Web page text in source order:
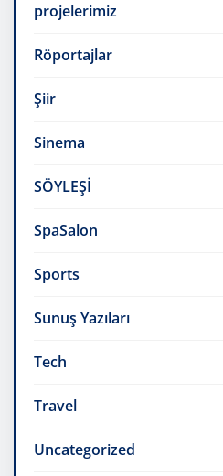
projelerimiz
Röportajlar
Şiir
Sinema
SÖYLEŞİ
SpaSalon
Sports
Sunuş Yazıları
Tech
Travel
Uncategorized